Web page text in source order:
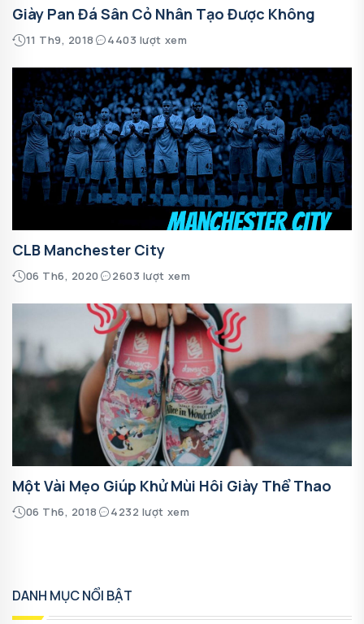
Giày Pan Đá Sân Cỏ Nhân Tạo Được Không
11 Th9, 2018 4403 lượt xem
CLB Manchester City
06 Th6, 2020 2603 lượt xem
Một Vài Mẹo Giúp Khử Mùi Hôi Giày Thể Thao
06 Th6, 2018 4232 lượt xem
DANH MỤC NỔI BẬT